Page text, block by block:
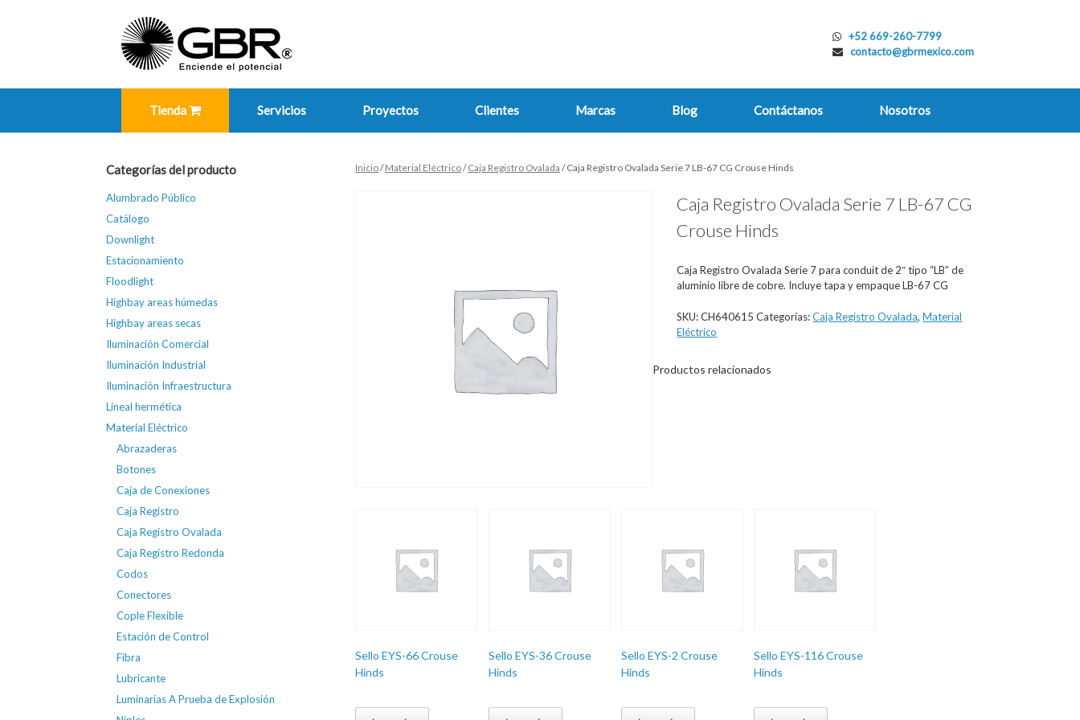
+52 669-260-7799
contacto@gbrmexico.com
Tienda Servicios Proyectos Clientes Marcas Blog Contáctanos Nosotros
Inicio/Material Eléctrico/Caja Registro Ovalada / Caja Registro Ovalada Serie 7 LB-67 CG Crouse Hinds
Caja Registro Ovalada Serie 7 LB-67 CG
Crouse Hinds
Caja Registro Ovalada Serie 7 para conduit de 2″ tipo “LB” de
aluminio libre de cobre. Incluye tapa y empaque LB-67 CG
SKU:CH640615 Categorías:Caja Registro Ovalada,Material
Eléctrico
Productos relacionados
Sello EYS-66 Crouse
Hinds
Sello EYS-36 Crouse
Hinds
Sello EYS-2 Crouse
Hinds
Sello EYS-116 Crouse
Hinds
Categorías del producto
Alumbrado Público
Catálogo
Downlight
Estacionamiento
Floodlight
Highbay areas húmedas
Highbay areas secas
Iluminación Comercial
Iluminación Industrial
Iluminación Infraestructura
Lineal hermética
Material Eléctrico
Abrazaderas
Botones
Caja de Conexiones
Caja Registro
Caja Registro Ovalada
Caja Registro Redonda
Codos
Conectores
Cople Flexible
Estación de Control
Fibra
Lubricante
Luminarias A Prueba de Explosión